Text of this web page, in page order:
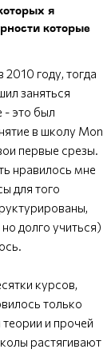
я
которые
году, тогда
заняться
- это был
в школу Mon
первые срезы.
нравилось мне
для того
долго учиться)
курсов,
только
и прочей
растягивают